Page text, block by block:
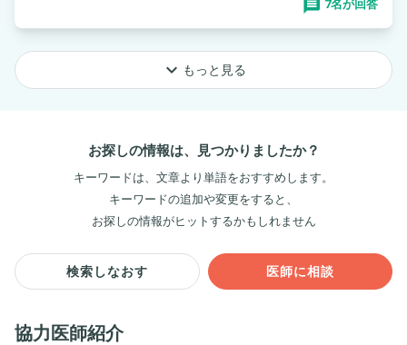
7名が回答
keyboard_arrow_down もっと見る
お探しの情報は、見つかりましたか？
キーワードは、文章より単語をおすすめします。
キーワードの追加や変更をすると、
お探しの情報がヒットするかもしれません
検索しなおす 医師に相談
協力医師紹介